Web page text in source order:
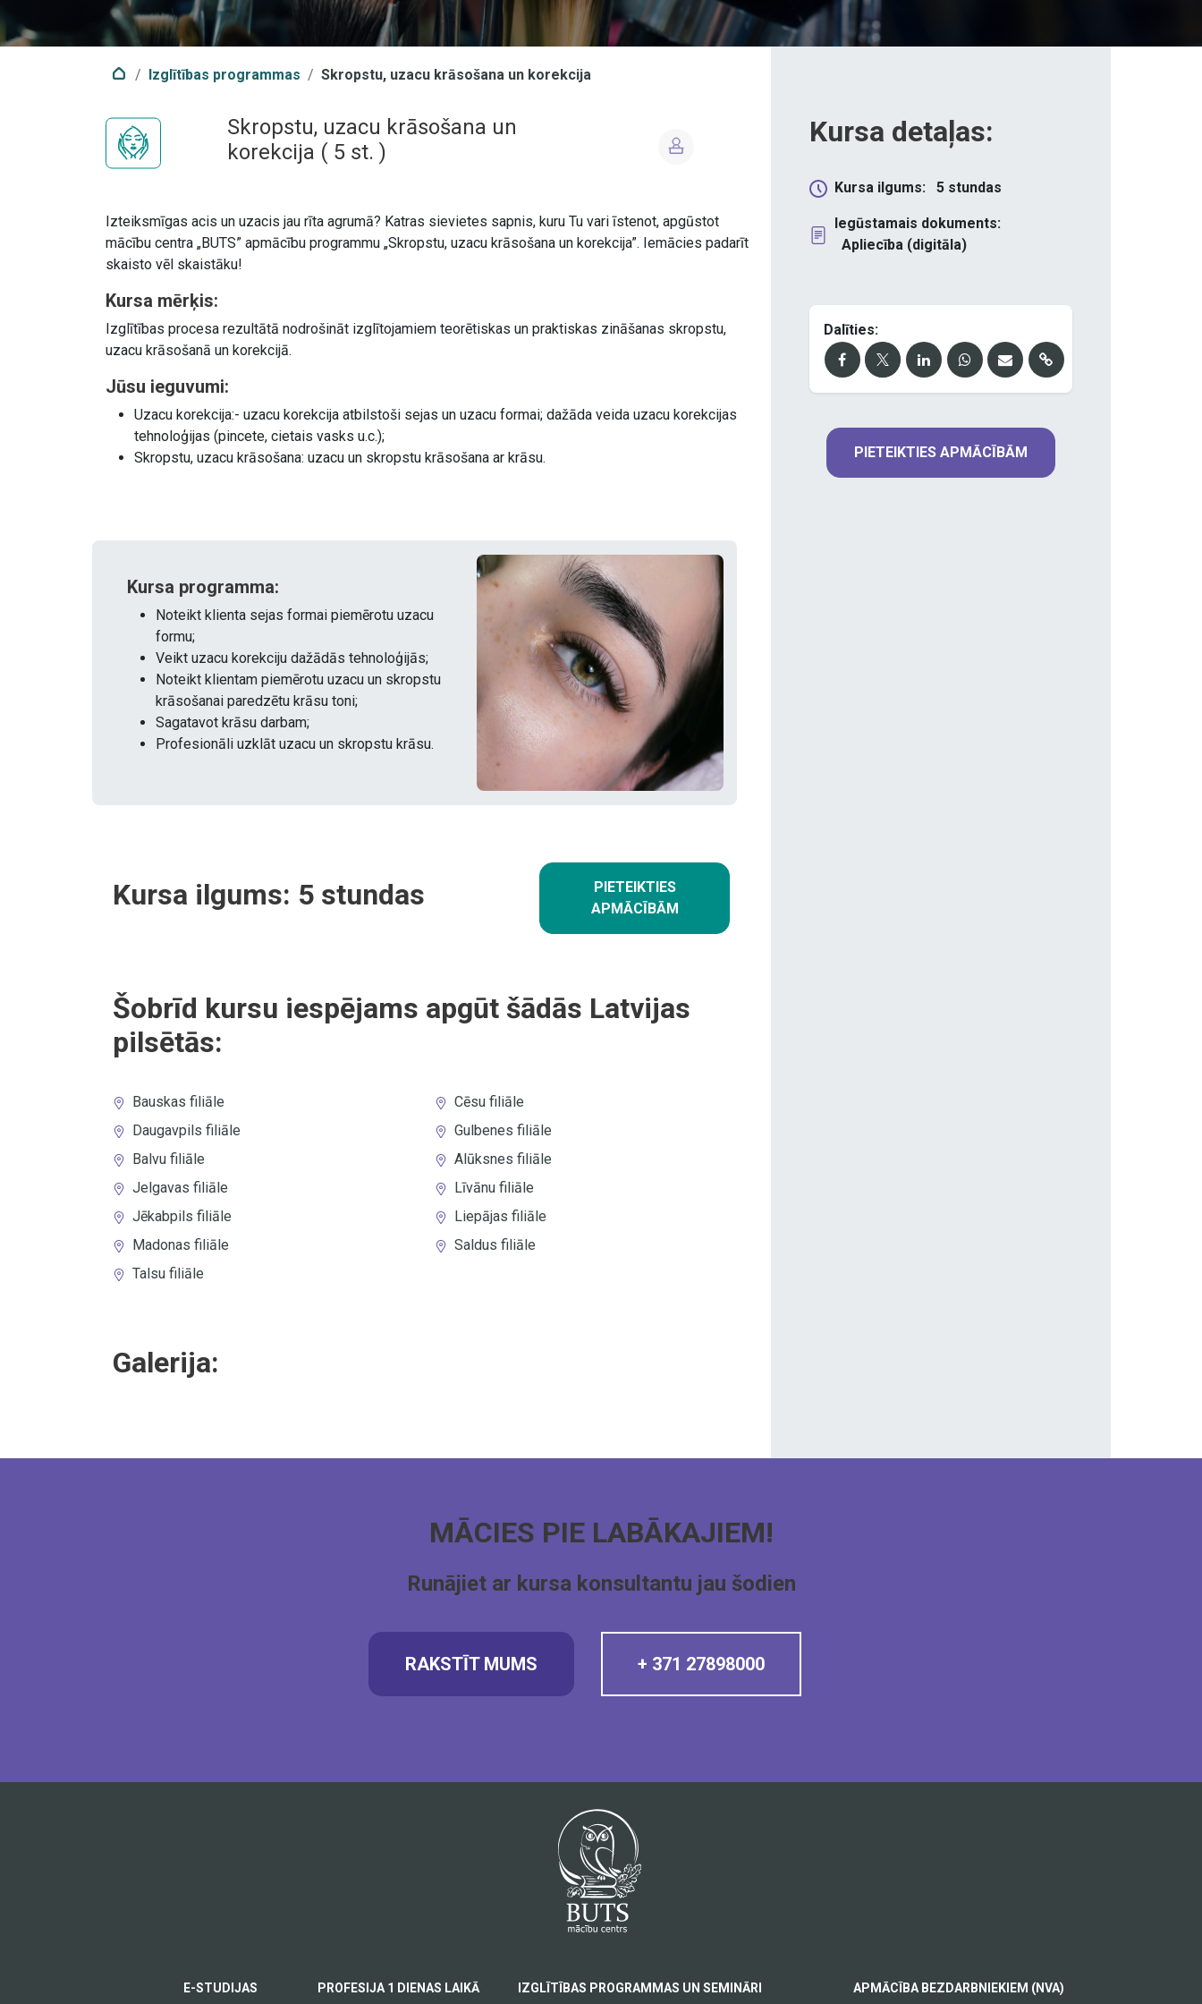
Izglītības programmas Skropstu, uzacu krāsošana un korekcija
Skropstu, uzacu krāsošana un
korekcija ( 5 st. )
Izteiksmīgas acis un uzacis jau rīta agrumā? Katras sievietes sapnis, kuru Tu vari īstenot, apgūstot
mācību centra „BUTS” apmācību programmu „Skropstu, uzacu krāsošana un korekcija”. Iemācies padarīt
skaisto vēl skaistāku!
Kursa mērķis:
Izglītības procesa rezultātā nodrošināt izglītojamiem teorētiskas un praktiskas zināšanas skropstu,
uzacu krāsošanā un korekcijā.
Jūsu ieguvumi:
Uzacu korekcija:- uzacu korekcija atbilstoši sejas un uzacu formai; dažāda veida uzacu korekcijas
tehnoloģijas (pincete, cietais vasks u.c.);
Skropstu, uzacu krāsošana: uzacu un skropstu krāsošana ar krāsu.
Kursa programma:
Noteikt klienta sejas formai piemērotu uzacu
formu;
Veikt uzacu korekciju dažādās tehnoloģijās;
Noteikt klientam piemērotu uzacu un skropstu
krāsošanai paredzētu krāsu toni;
Sagatavot krāsu darbam;
Profesionāli uzklāt uzacu un skropstu krāsu.
Kursa ilgums: 5 stundas
PIETEIKTIES
APMĀCĪBĀM
Šobrīd kursu iespējams apgūt šādās Latvijas
pilsētās:
Bauskas filiāle
Cēsu filiāle
Daugavpils filiāle
Gulbenes filiāle
Balvu filiāle
Alūksnes filiāle
Jelgavas filiāle
Līvānu filiāle
Jēkabpils filiāle
Liepājas filiāle
Madonas filiāle
Saldus filiāle
Talsu filiāle
Galerija:
Kursa detaļas:
Kursa ilgums: 5 stundas
Iegūstamais dokuments:
Apliecība (digitāla)
Dalīties:
PIETEIKTIES APMĀCĪBĀM
MĀCIES PIE LABĀKAJIEM!
Runājiet ar kursa konsultantu jau šodien
RAKSTĪT MUMS + 371 27898000
E-STUDIJAS PROFESIJA 1 DIENAS LAIKĀ IZGLĪTĪBAS PROGRAMMAS UN SEMINĀRI APMĀCĪBA BEZDARBNIEKIEM (NVA)